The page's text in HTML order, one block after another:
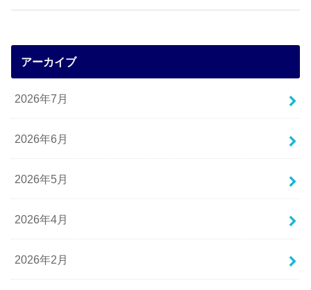
アーカイブ
2026年7月
2026年6月
2026年5月
2026年4月
2026年2月